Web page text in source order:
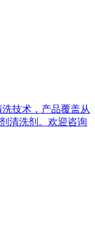
技术，产品覆盖从
清洗剂。欢迎咨询